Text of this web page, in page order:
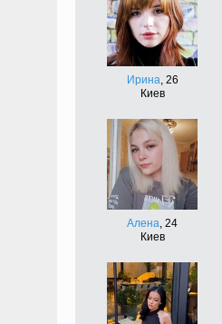
Ирина, 26
Киев
Алена, 24
Киев